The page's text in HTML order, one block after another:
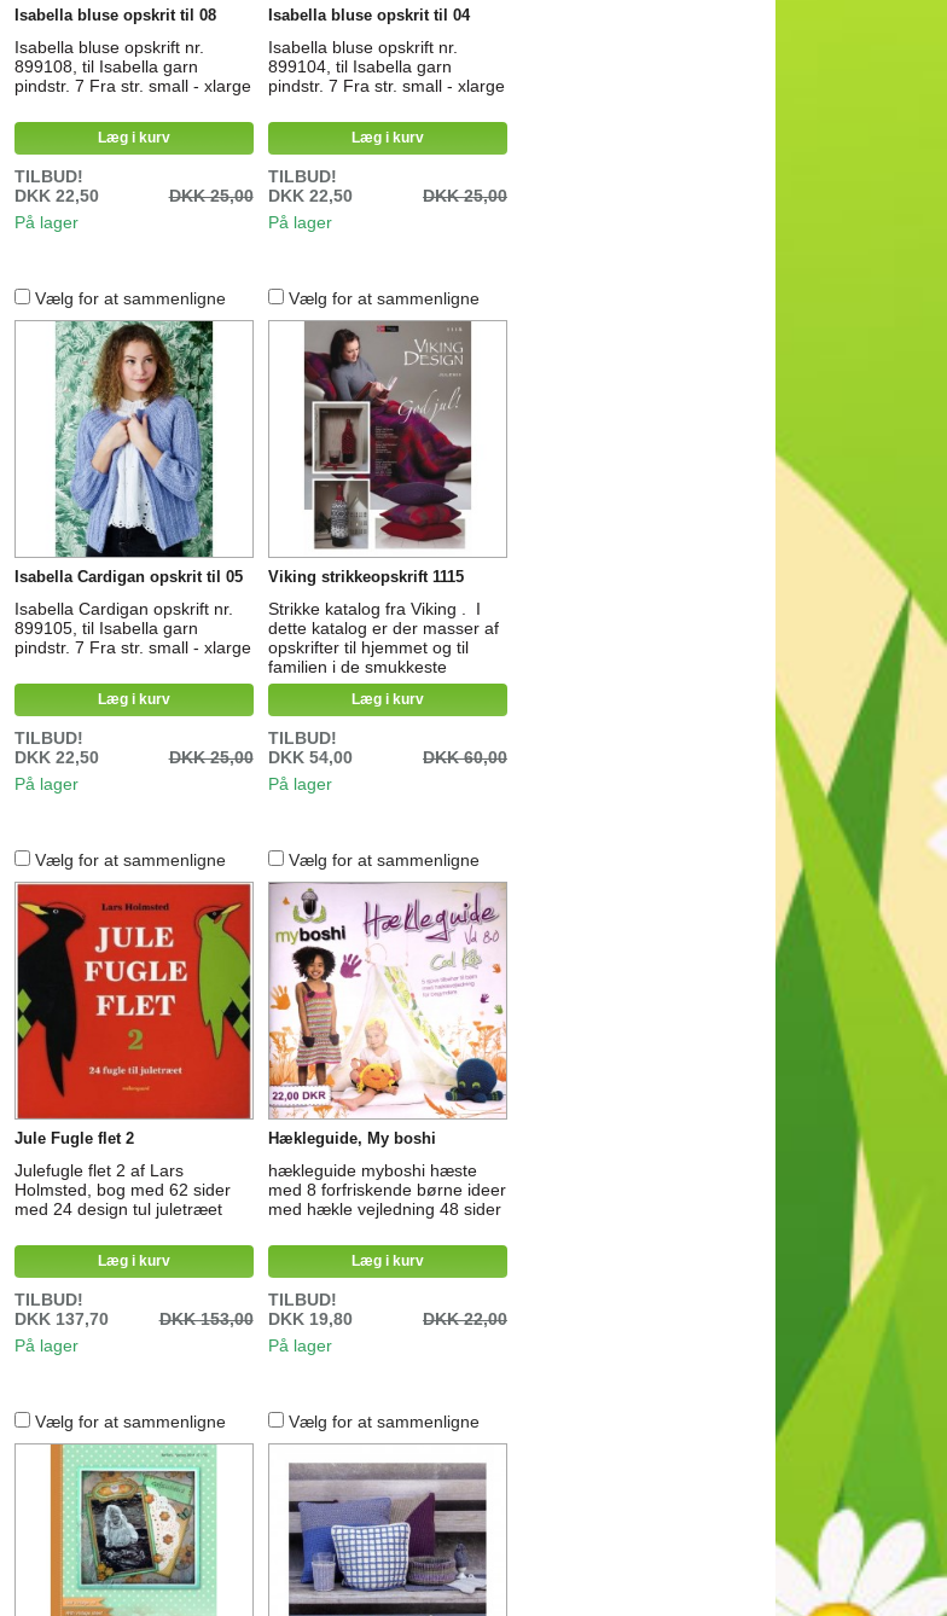
Isabella bluse opskrit til 08
Isabella bluse opskrift nr.
899108, til Isabella garn
pindstr. 7 Fra str. small - xlarge
Læg i kurv
TILBUD!
DKK 22,50
DKK 25,00
På lager
Isabella bluse opskrit til 04
Isabella bluse opskrift nr.
899104, til Isabella garn
pindstr. 7 Fra str. small - xlarge
Læg i kurv
TILBUD!
DKK 22,50
DKK 25,00
På lager
Vælg for at sammenligne
Isabella Cardigan opskrit til 05
Isabella Cardigan opskrift nr.
899105, til Isabella garn
pindstr. 7 Fra str. small - xlarge
Læg i kurv
TILBUD!
DKK 22,50
DKK 25,00
På lager
Vælg for at sammenligne
Viking strikkeopskrift 1115
Strikke katalog fra Viking . I
dette katalog er der masser af
opskrifter til hjemmet og til
familien i de smukkeste
julefarver, passer til pinde nr.
2½ -5 og hæklenåle 1½ - 2
Viking Bjørk og Viking alpaka
silk
Læg i kurv
TILBUD!
DKK 54,00
DKK 60,00
På lager
Vælg for at sammenligne
Jule Fugle flet 2
Julefugle flet 2 af Lars
Holmsted, bog med 62 sider
med 24 design tul juletræet
Læg i kurv
TILBUD!
DKK 137,70
DKK 153,00
På lager
Vælg for at sammenligne
Hækleguide, My boshi
hækleguide myboshi hæste
med 8 forfriskende børne ideer
med hækle vejledning 48 sider
Læg i kurv
TILBUD!
DKK 19,80
DKK 22,00
På lager
Vælg for at sammenligne Vælg for at sammenligne